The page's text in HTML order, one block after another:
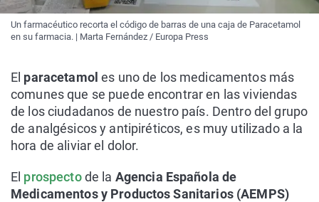
Un farmacéutico recorta el código de barras de una caja de Paracetamol
en su farmacia. | Marta Fernández / Europa Press
El paracetamoles uno de los medicamentos más
comunes que se puede encontrar en las viviendas
de los ciudadanos de nuestro país. Dentro del grupo
de analgésicos y antipiréticos, es muy utilizado a la
hora de aliviar el dolor.
El prospectode la Agencia Española de
Medicamentos y Productos Sanitarios (AEMPS)